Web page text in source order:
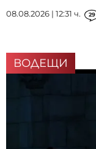
08.08.2026 | 12:31 ч. 29
ВОДЕЩИ